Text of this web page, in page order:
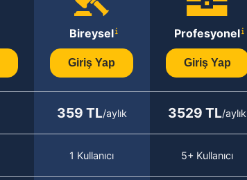
Bireysel
Giriş Yap
Profesyonel
Giriş Yap
359 TL/aylık 3529 TL/aylık
1 Kullanıcı 5+ Kullanıcı